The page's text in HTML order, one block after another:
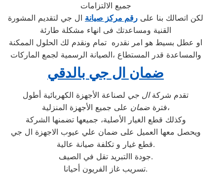
جميع الالتزامات
لكن اتصالك بنا على رقم مركز صيانة ال جي لتقديم المشورة
القنية ومساعدتك فى انهاء مشكلة طارئة
او عطل بسيط هو امر نقدره تمام ونقدم لك الحلول الممكنة
والمساعدة قدر المستطاع ،الصيانة الرسمية لجمع الماركات
ضمان ال جي بالدقي
تقدم شركةال جي لصناعة الأجهزة الكهربائية أطول
فترةضمان
على جميع الأجهزة المنزلية،
وكذلك قطع الغيار الأصلية، جميعها تضمنها الشركة
ويحصل معها العميل على ضمان علي عيوب الاجهزة ال جي
قطع غيار و تكلفة صيانة عالية.
جودة االتبريد تقل في الصيف.
تسريب غاز الفريون أحيانا.